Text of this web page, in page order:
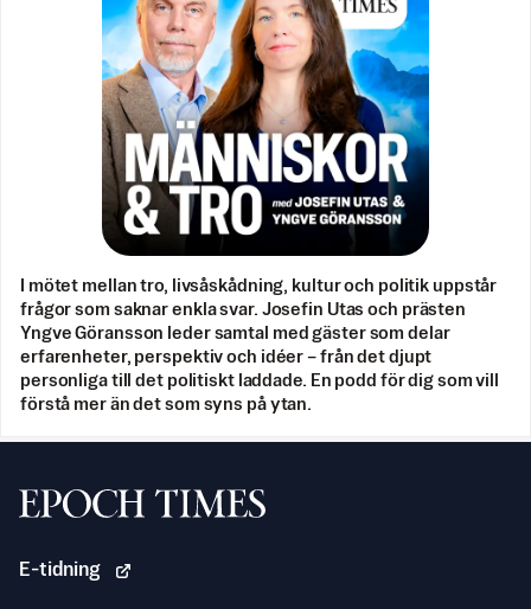
I mötet mellan tro, livsåskådning, kultur och politik uppstår
frågor som saknar enkla svar. Josefin Utas och prästen
Yngve Göransson leder samtal med gäster som delar
erfarenheter, perspektiv och idéer – från det djupt
personliga till det politiskt laddade. En podd för dig som vill
förstå mer än det som syns på ytan.
Svenska Epoch Times
E-tidning